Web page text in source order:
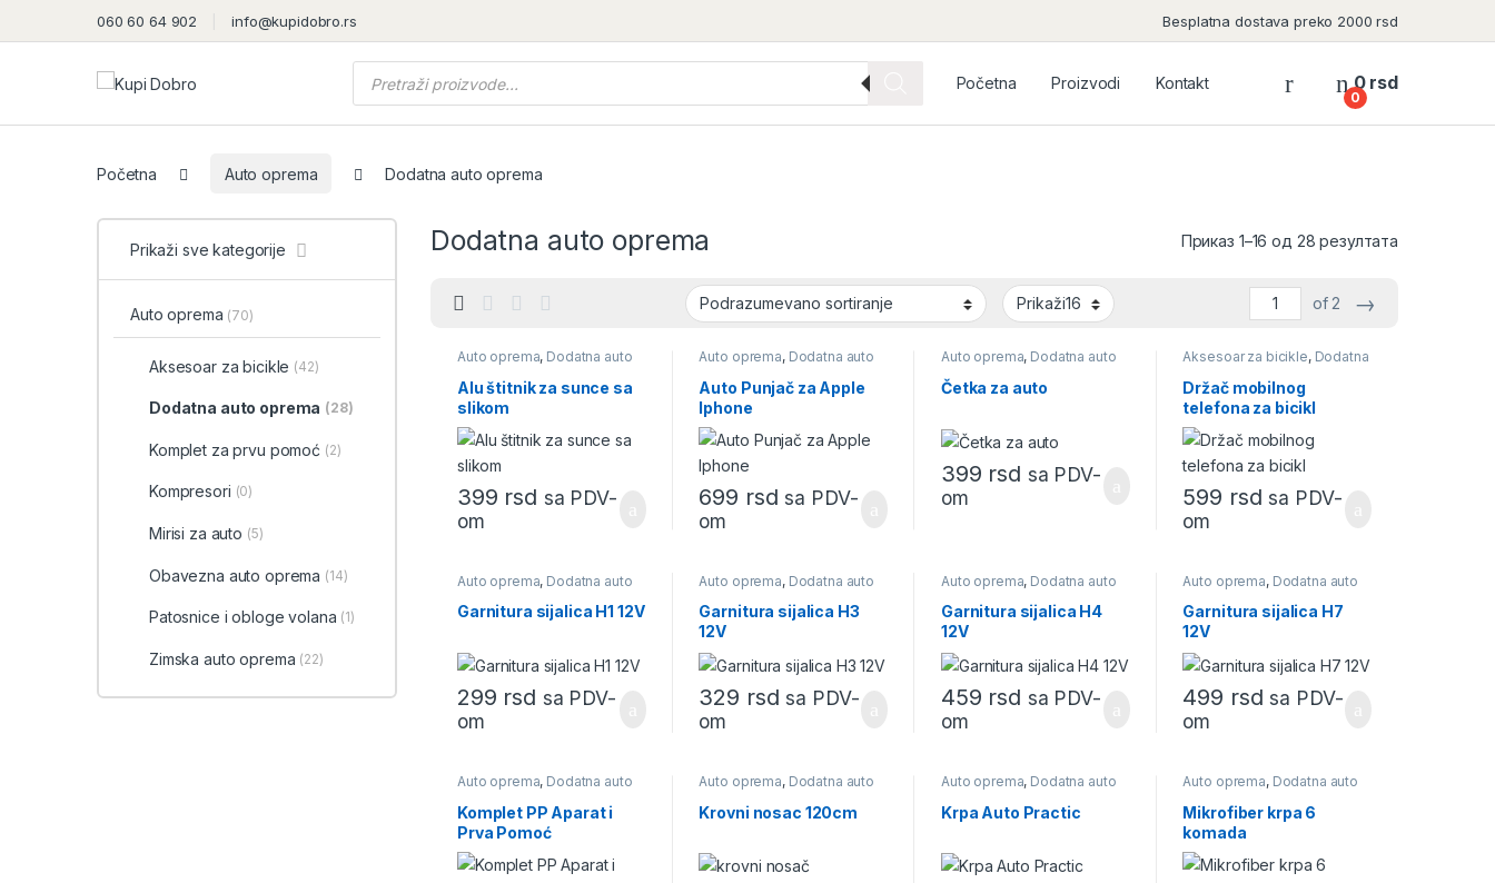
060 60 64 902 info@kupidobro.rs Besplatna dostava preko 2000 rsd
Products search
Početna Proizvodi Kontakt
0
0 rsd
Početna Auto oprema Dodatna auto oprema
Dodatna auto oprema Приказ 1–16 од 28 резултата
of 2 →
Auto oprema, Dodatna auto
oprema
Alu štitnik za sunce sa
slikom
399 rsd sa PDV-
om
Auto oprema, Dodatna auto
oprema
Auto Punjač za Apple
Iphone
699 rsd sa PDV-
om
Auto oprema, Dodatna auto
oprema
Četka za auto
399 rsd sa PDV-
om
Aksesoar za bicikle, Dodatna
mobilne telefone
Držač mobilnog
telefona za bicikl
599 rsd sa PDV-
om
Auto oprema, Dodatna auto
oprema
Garnitura sijalica H1 12V
299 rsd sa PDV-
om
Auto oprema, Dodatna auto
oprema
Garnitura sijalica H3
12V
329 rsd sa PDV-
om
Auto oprema, Dodatna auto
oprema
Garnitura sijalica H4
12V
459 rsd sa PDV-
om
Auto oprema, Dodatna auto
oprema
Garnitura sijalica H7
12V
499 rsd sa PDV-
om
Auto oprema, Dodatna auto
oprema
pomoć,Obavezna auto
oprema,PP aparati
Komplet PP Aparat i
Prva Pomoć
Auto oprema, Dodatna auto
oprema
Krovni nosac 120cm
Auto oprema, Dodatna auto
oprema
Krpa Auto Practic
Auto oprema, Dodatna auto
oprema
Mikrofiber krpe
Mikrofiber krpa 6
komada
Prikaži sve kategorije
Auto oprema (70)
Aksesoar za bicikle (42)
Dodatna auto oprema (28)
Komplet za prvu pomoć (2)
Kompresori (0)
Mirisi za auto (5)
Obavezna auto oprema (14)
Patosnice i obloge volana (1)
Zimska auto oprema (22)